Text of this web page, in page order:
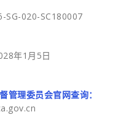
SG-020-SC180007
年1月5日
管理委员会官网查询：